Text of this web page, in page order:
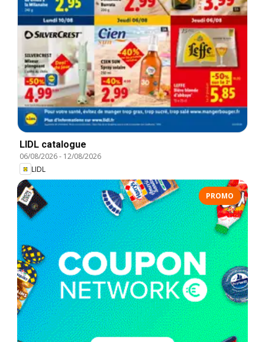
LIDL catalogue
06/08/2026- 12/08/2026
LIDL
PROMO